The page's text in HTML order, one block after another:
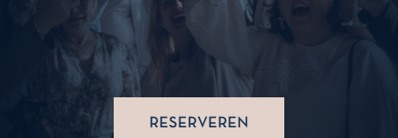
RESERVEREN